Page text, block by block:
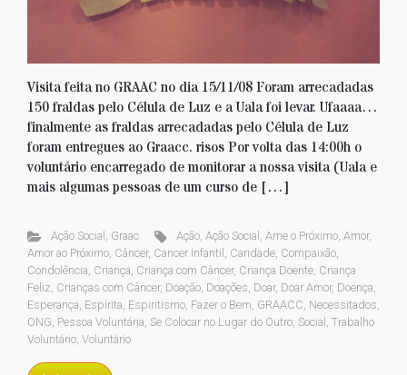
Visita feita no GRAAC no dia 15/11/08 Foram arrecadadas
150 fraldas pelo Célula de Luz e a Uala foi levar. Ufaaaa…
finalmente as fraldas arrecadadas pelo Célula de Luz
foram entregues ao Graacc. risos Por volta das 14:00h o
voluntário encarregado de monitorar a nossa visita (Uala e
mais algumas pessoas de um curso de […]
Ação Social , Graac Ação,Ação Social ,Ame o Próximo,Amor,
Amor ao Próximo, Câncer, Cancer Infantil , Caridade, Compaixão,
Condolência, Criança, Criança com Câncer, Criança Doente, Criança
Feliz, Crianças com Câncer, Doação, Doações, Doar, Doar Amor, Doença,
Esperança, Espírita, Espiritismo, Fazer o Bem, GRAACC, Necessitados,
ONG, Pessoa Voluntária, Se Colocar no Lugar do Outro, Social , Trabalho
Voluntário, Voluntário